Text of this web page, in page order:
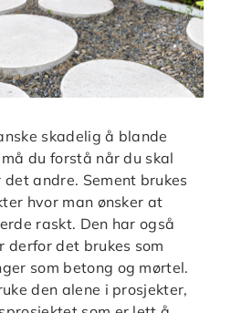
skadelig å blande
du forstå når du skal
andre. Sement brukes
hvor man ønsker at
raskt. Den har også
derfor det brukes som
som betong og mørtel.
den alene i prosjekter,